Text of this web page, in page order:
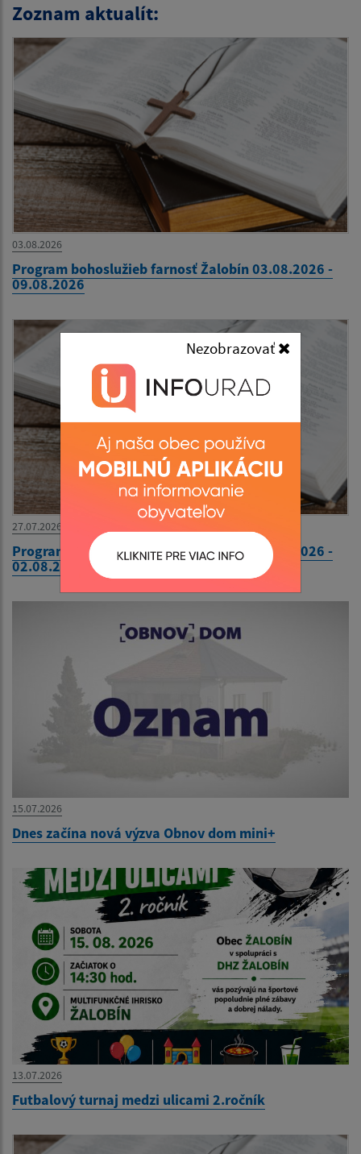
Nezobrazovať
Zoznam aktualít:
03.08.2026
Program bohoslužieb farnosť Žalobín 03.08.2026 -
09.08.2026
27.07.2026
Program bohoslužieb farnosť Žalobín 27.07.2026 -
02.08.2026
15.07.2026
Dnes začína nová výzva Obnov dom mini+
13.07.2026
Futbalový turnaj medzi ulicami 2.ročník